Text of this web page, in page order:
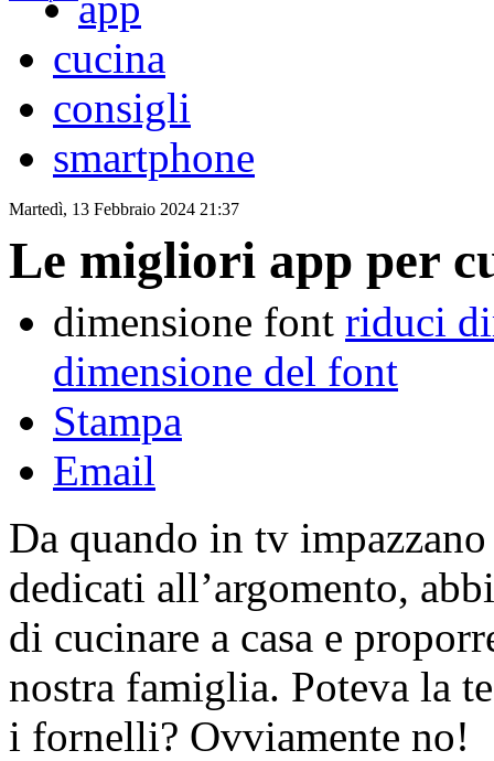
cucina
consigli
smartphone
Martedì, 13 Febbraio 2024 21:37
Le migliori app per
dimensione font riduci
dimensione del font
Stampa
Email
Da quando in tv
dedicati all’argomento,
di cucinare a casa e
nostra famiglia. Poteva la
i fornelli? Ovviamente no!